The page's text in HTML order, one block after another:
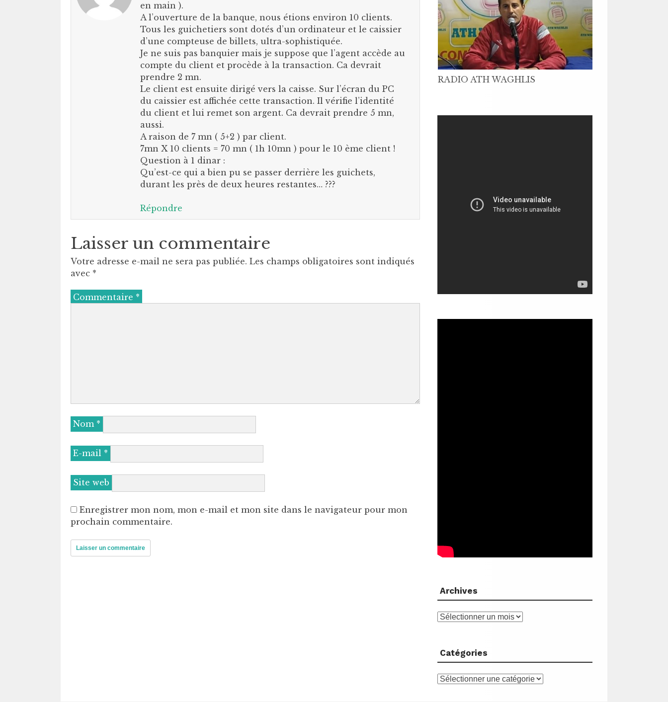
en main ).
A l’ouverture de la banque, nous étions environ 10 clients.
Tous les guichetiers sont dotés d’un ordinateur et le caissier
d’une compteuse de billets, ultra-sophistiquée.
Je ne suis pas banquier mais je suppose que l’agent accède au
compte du client et procède à la transaction. Ca devrait
prendre 2 mn.
Le client est ensuite dirigé vers la caisse. Sur l’écran du PC
du caissier est affichée cette transaction. Il vérifie l’identité
du client et lui remet son argent. Ca devrait prendre 5 mn,
aussi.
A raison de 7 mn ( 5+2 ) par client.
7mn X 10 clients = 70 mn ( 1h 10mn ) pour le 10 ème client !
Question à 1 dinar :
Qu’est-ce qui a bien pu se passer derrière les guichets,
durant les près de deux heures restantes… ???
Répondre
Laisser un commentaire
Votre adresse e-mail ne sera pas publiée. Les champs obligatoires sont indiqués
avec *
Commentaire *
Nom *
E-mail *
Site web
Enregistrer mon nom, mon e-mail et mon site dans le navigateur pour mon
prochain commentaire.
RADIO ATH WAGHLIS
Archives
Archives
Catégories
Catégories